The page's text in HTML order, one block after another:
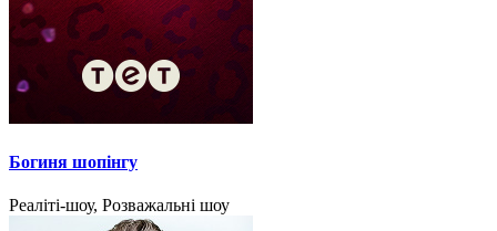
Богиня шопінгу
Реаліті-шоу, Розважальні шоу